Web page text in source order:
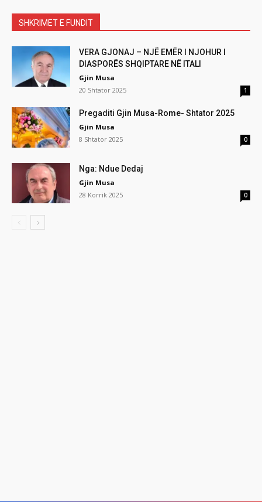
SHKRIMET E FUNDIT
VERA GJONAJ – NJË EMËR I NJOHUR I
DIASPORËS SHQIPTARE NË ITALI
Gjin Musa
20 Shtator 2025
1
Pregaditi Gjin Musa-Rome- Shtator 2025
Gjin Musa
8 Shtator 2025
0
Nga: Ndue Dedaj
Gjin Musa
28 Korrik 2025
0